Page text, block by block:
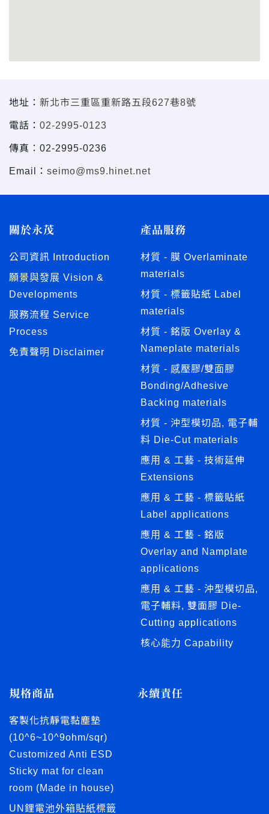
地址： 新北市三重區重新路五段627巷8號
電話： 02-2995-0123
傳真：02-2995-0236
Email： seimo@ms9.hinet.net
關於永茂
公司資訊 Introduction
願景與發展 Vision &
Developments
服務流程 Service
Process
免責聲明 Disclaimer
產品服務
材質 - 膜 Overlaminate
materials
材質 - 標籤貼紙 Label
materials
材質 - 銘版 Overlay &
Nameplate materials
材質 - 感壓膠/雙面膠
Bonding/Adhesive
Backing materials
材質 - 沖型模切品, 電子輔
料 Die-Cut materials
應用 & 工藝 - 技術延伸
Extensions
應用 & 工藝 - 標籤貼紙
Label applications
應用 & 工藝 - 銘版
Overlay and Namplate
applications
應用 & 工藝 - 沖型模切品,
電子輔料, 雙面膠 Die-
Cutting applications
核心能力 Capability
規格商品
客製化抗靜電黏塵墊
(10^6~10^9ohm/sqr)
Customized Anti ESD
Sticky mat for clean
room (Made in house)
UN鋰電池外箱貼紙標籤
永續責任